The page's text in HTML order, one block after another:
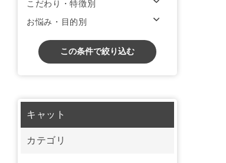
こだわり・特徴別
お悩み・目的別
この条件で絞り込む
キャット
カテゴリ